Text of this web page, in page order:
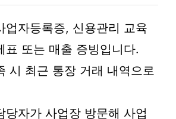
업자등록증, 신용관리 교육
표 또는 매출 증빙입니다.
시 최근 통장 거래 내역으로
당자가 사업장 방문해 사업